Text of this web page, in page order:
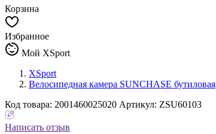
Корзина
Избранное
Мой XSport
XSport
Велосипедная камера SUNCHASE бутиловая
Код товара: 2001460025020 Артикул: ZSU60103
Написать отзыв